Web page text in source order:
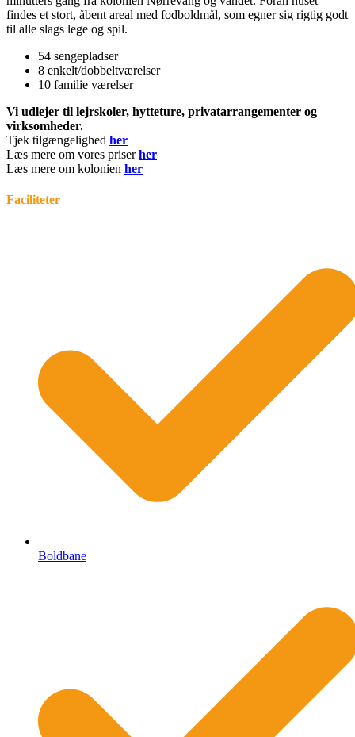
findes et stort, åbent areal med fodboldmål, som egner sig rigtig godt
til alle slags lege og spil.
54 sengepladser
8 enkelt/dobbeltværelser
10 familie værelser
Vi udlejer til lejrskoler, hytteture, privatarrangementer og
virksomheder.
Tjek tilgængelighed her
Læs mere om vores priserher
Læs mere om kolonien her
Faciliteter
Boldbane